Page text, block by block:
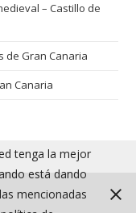
– Castillo de
de Gran Canaria
Canaria
tenga la mejor
está dando
mencionadas